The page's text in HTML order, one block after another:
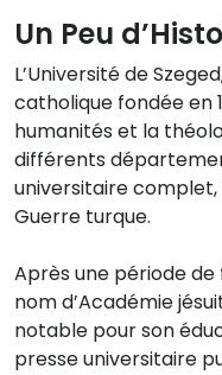
Un Peu
L’Université de
catholique fondée en
humanités et la
différents
universitaire complet,
Guerre turque.
Après une période de
nom d’Académie
notable pour son
presse universitaire